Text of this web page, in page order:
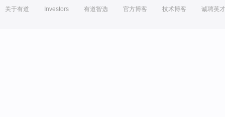
关于有道 Investors 有道智选 官方博客 技术博客 诚聘英才